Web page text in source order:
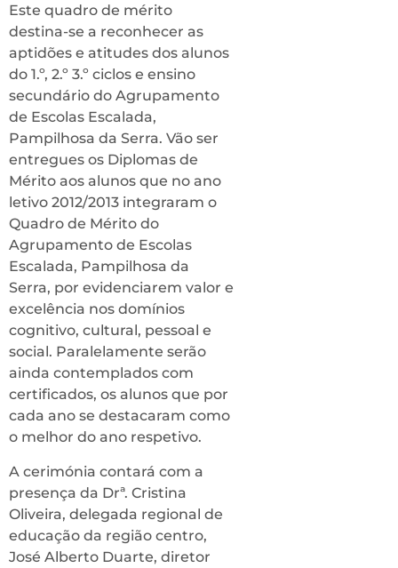
Este quadro de mérito
destina-se a reconhecer as
aptidões e atitudes dos alunos
do 1.º, 2.º 3.º ciclos e ensino
secundário do Agrupamento
de Escolas Escalada,
Pampilhosa da Serra. Vão ser
entregues os Diplomas de
Mérito aos alunos que no ano
letivo 2012/2013 integraram o
Quadro de Mérito do
Agrupamento de Escolas
Escalada, Pampilhosa da
Serra, por evidenciarem valor e
excelência nos domínios
cognitivo, cultural, pessoal e
social. Paralelamente serão
ainda contemplados com
certificados, os alunos que por
cada ano se destacaram como
o melhor do ano respetivo.
A cerimónia contará com a
presença da Drª. Cristina
Oliveira, delegada regional de
educação da região centro,
José Alberto Duarte, diretor